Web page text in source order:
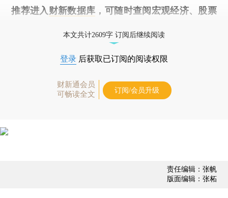
推荐进入 财新数据库 ，可随时查阅宏观经济、股票
本文共计2609字 订阅后继续阅读
登录 后获取已订阅的阅读权限
财新通会员
可畅读全文
订阅/会员升级
责任编辑：张帆
版面编辑：张柘